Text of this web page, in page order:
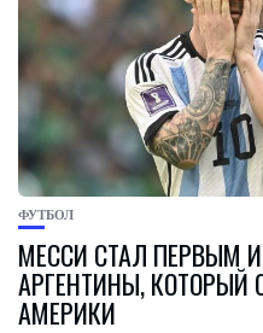
ФУТБОЛ
МЕССИ СТАЛ ПЕРВЫМ
АРГЕНТИНЫ, КОТОРЫЙ
АМЕРИКИ